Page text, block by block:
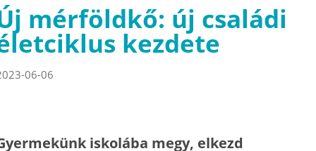
mérföldkő: új családi
kezdete
06-06
iskolába megy, elkezd